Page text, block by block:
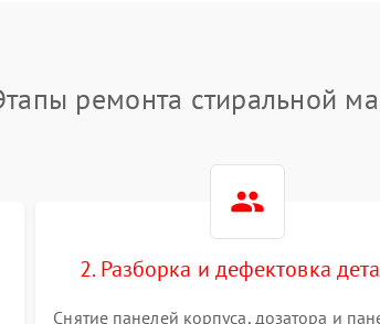
ремонта стиральной
2. Разборка и дефектовка
Снятие панелей корпуса, дозатора и